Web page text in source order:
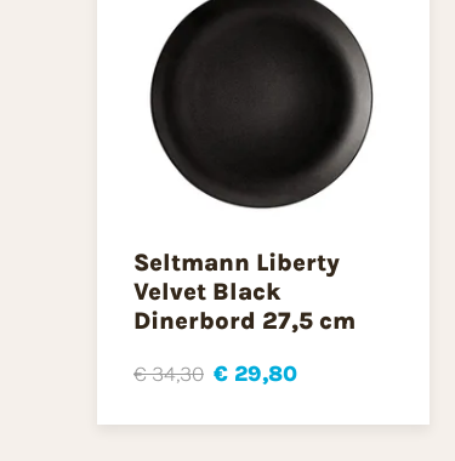
Seltmann Liberty
Velvet Black
Dinerbord 27,5 cm
€ 34,30 € 29,80